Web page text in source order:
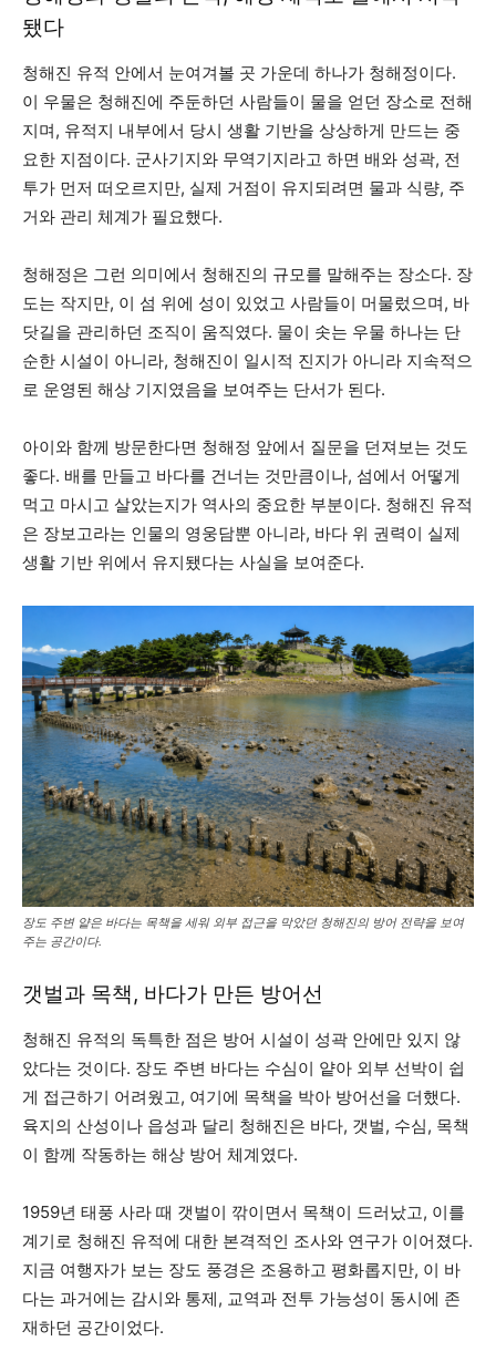
됐다
청해진 유적 안에서 눈여겨볼 곳 가운데 하나가 청해정이다.
이 우물은 청해진에 주둔하던 사람들이 물을 얻던 장소로 전해
지며, 유적지 내부에서 당시 생활 기반을 상상하게 만드는 중
요한 지점이다. 군사기지와 무역기지라고 하면 배와 성곽, 전
투가 먼저 떠오르지만, 실제 거점이 유지되려면 물과 식량, 주
거와 관리 체계가 필요했다.
청해정은 그런 의미에서 청해진의 규모를 말해주는 장소다. 장
도는 작지만, 이 섬 위에 성이 있었고 사람들이 머물렀으며, 바
닷길을 관리하던 조직이 움직였다. 물이 솟는 우물 하나는 단
순한 시설이 아니라, 청해진이 일시적 진지가 아니라 지속적으
로 운영된 해상 기지였음을 보여주는 단서가 된다.
아이와 함께 방문한다면 청해정 앞에서 질문을 던져보는 것도
좋다. 배를 만들고 바다를 건너는 것만큼이나, 섬에서 어떻게
먹고 마시고 살았는지가 역사의 중요한 부분이다. 청해진 유적
은 장보고라는 인물의 영웅담뿐 아니라, 바다 위 권력이 실제
생활 기반 위에서 유지됐다는 사실을 보여준다.
장도 주변 얕은 바다는 목책을 세워 외부 접근을 막았던 청해진의 방어 전략을 보여
주는 공간이다.
갯벌과 목책, 바다가 만든 방어선
청해진 유적의 독특한 점은 방어 시설이 성곽 안에만 있지 않
았다는 것이다. 장도 주변 바다는 수심이 얕아 외부 선박이 쉽
게 접근하기 어려웠고, 여기에 목책을 박아 방어선을 더했다.
육지의 산성이나 읍성과 달리 청해진은 바다, 갯벌, 수심, 목책
이 함께 작동하는 해상 방어 체계였다.
1959년 태풍 사라 때 갯벌이 깎이면서 목책이 드러났고, 이를
계기로 청해진 유적에 대한 본격적인 조사와 연구가 이어졌다.
지금 여행자가 보는 장도 풍경은 조용하고 평화롭지만, 이 바
다는 과거에는 감시와 통제, 교역과 전투 가능성이 동시에 존
재하던 공간이었다.